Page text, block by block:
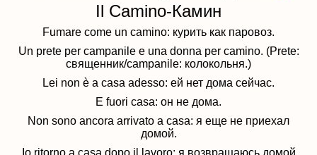
идиомы
Il Camino-Камин
Fumare come un camino: курить как паровоз.
Un prete per campanile e una donna per camino. (Prete:
священник/campanile: колокольня.)
Lei non è a casa adesso: ей нет дома сейчас.
E fuori casa: он не дома.
Non sono ancora arrivato a casa: я еще не приехал
домой.
Io ritorno a casa dopo il lavoro: я возвращаюсь домой